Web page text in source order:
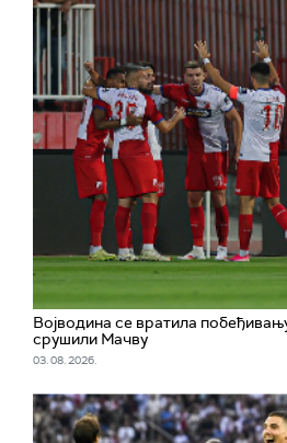
Војводина се вратила
срушили Мачву
03. 08. 2026.